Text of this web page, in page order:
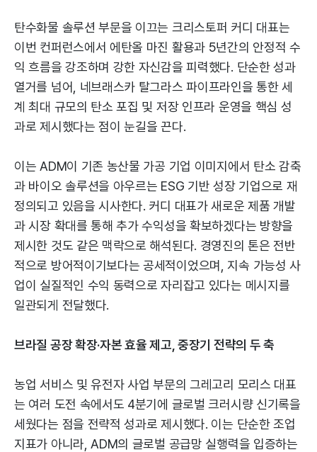
탄수화물 솔루션 부문을 이끄는 크리스토퍼 커디 대표는
이번 컨퍼런스에서 에탄올 마진 활용과 5년간의 안정적 수
익 흐름을 강조하며 강한 자신감을 피력했다. 단순한 성과
열거를 넘어, 네브래스카 탈그라스 파이프라인을 통한 세
계 최대 규모의 탄소 포집 및 저장 인프라 운영을 핵심 성
과로 제시했다는 점이 눈길을 끈다.
이는 ADM이 기존 농산물 가공 기업 이미지에서 탄소 감축
과 바이오 솔루션을 아우르는 ESG 기반 성장 기업으로 재
정의되고 있음을 시사한다. 커디 대표가 새로운 제품 개발
과 시장 확대를 통해 추가 수익성을 확보하겠다는 방향을
제시한 것도 같은 맥락으로 해석된다. 경영진의 톤은 전반
적으로 방어적이기보다는 공세적이었으며, 지속 가능성 사
업이 실질적인 수익 동력으로 자리잡고 있다는 메시지를
일관되게 전달했다.
브라질 공장 확장·자본 효율 제고, 중장기 전략의 두 축
농업 서비스 및 유전자 사업 부문의 그레고리 모리스 대표
는 여러 도전 속에서도 4분기에 글로벌 크러시량 신기록을
세웠다는 점을 전략적 성과로 제시했다. 이는 단순한 조업
지표가 아니라, ADM의 글로벌 공급망 실행력을 입증하는